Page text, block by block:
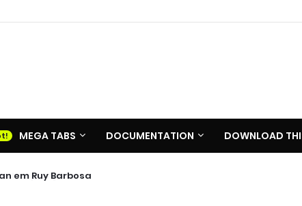
MEGA TABS DOCUMENTATION DOWNLOAD
em Ruy Barbosa